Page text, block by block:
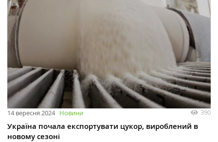
14 вересня 2024 Новини 390
Україна почала експортувати цукор, вироблений в
новому сезоні